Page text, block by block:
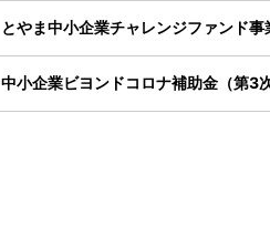
中小企業ビヨンドコロナ補助金（第3